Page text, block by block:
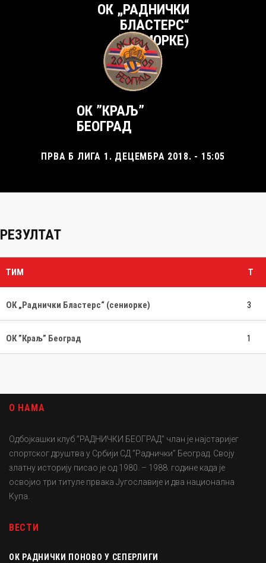
ОК „РАДНИЧКИ
БЛАСТЕРС“
(СЕНИОРКЕ)
ОК ”КРАЉ”
БЕОГРАД
ПРВА Б ЛИГА 1. ДЕЦЕМБРА 2018. - 15:05
РЕЗУЛТАТ
ТИМ T
ОК „Раднички Бластерс“ (сениорке) 3
ОК ”Краљ” Београд 1
О НАМА
Одбојкашки клуб ”РАДНИЧКИ БЕОГРАД” члан је најстаријег
спортског друштва у Србији СД ”Раднички” Београд. Своју
златну историју писао је од 1980. – 1988. године када је
освојио три титуле првака Југославије и два национална
Купа.
ВЕСТИ
ОК РАДНИЧКИ ПОНОВО У СЕПЕРЛИГИ